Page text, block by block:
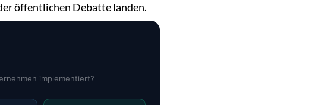
öffentlichen Debatte landen.
implementiert?